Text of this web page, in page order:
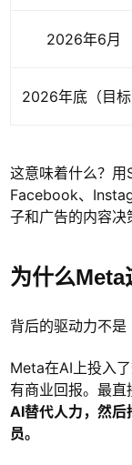
2026年6月
2026年底（目标
这意味着什么？用
Facebook、
子和广告的内容决
为什么Meta
背后的驱动力不
Meta在AI上投入
有商业回报。最直
AI替代人力，然后
员。